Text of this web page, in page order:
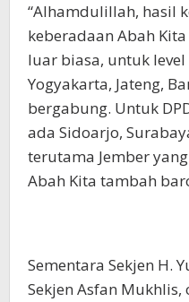
“Alhamdulillah, hasil
keberadaan Abah
luar biasa, untuk level
Yogyakarta, Jateng,
bergabung. Untuk
ada Sidoarjo,
terutama Jember
Abah Kita tambah
Sementara Sekjen H.
Sekjen Asfan